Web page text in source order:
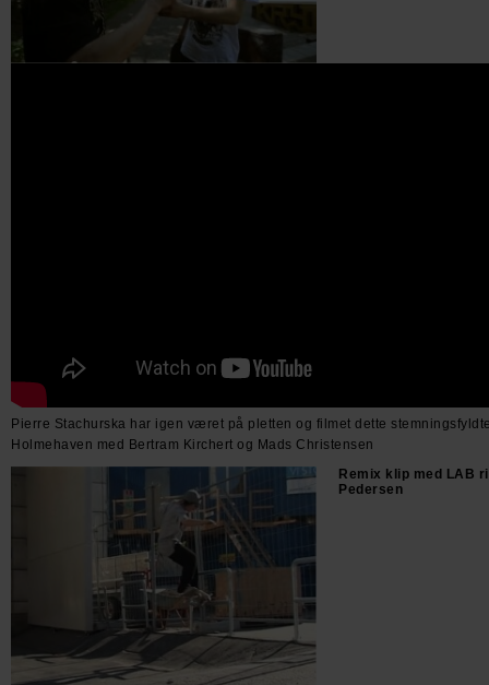
Pierre Stachurska har igen været på pletten og filmet dette
Holmehaven med Bertram Kirchert og Mads Christensen
Remix klip med LAB
Pedersen